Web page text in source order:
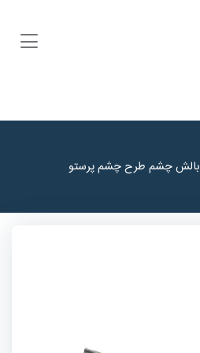
بالش چشم طرح چشم پرستو